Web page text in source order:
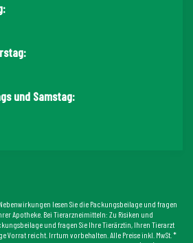
und Samstag:
lesen Sie die Packungsbeilage und fragen
Apotheke. Bei Tierarzneimitteln: Zu Risiken und
und fragen Sie Ihre Tierärztin, Ihren Tierarzt
Vorrat reicht. Irrtum vorbehalten. Alle Preise inkl. MwSt. *